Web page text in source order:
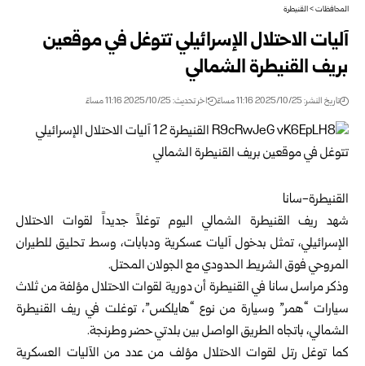
المحافظات>القنيطرة
آليات الاحتلال الإسرائيلي تتوغل في موقعين
بريف القنيطرة الشمالي
تاريخ النشر: 2025/10/25 11:16 مساءً اخر تحديث: 2025/10/25 11:16 مساءً
القنيطرة-سانا
شهد ريف القنيطرة الشمالي اليوم توغلاً جديداً لقوات الاحتلال
الإسرائيلي، تمثل بدخول آليات عسكرية ودبابات، وسط تحليق للطيران
المروحي فوق الشريط الحدودي مع الجولان المحتل.
وذكر مراسل سانا في القنيطرة أن دورية لقوات الاحتلال مؤلفة من ثلاث
سيارات “همر” وسيارة من نوع “هايلكس”، توغلت في ريف القنيطرة
الشمالي، باتجاه الطريق الواصل بين بلدتي حضر وطرنجة.
كما توغل رتل لقوات الاحتلال مؤلف من عدد من الآليات العسكرية